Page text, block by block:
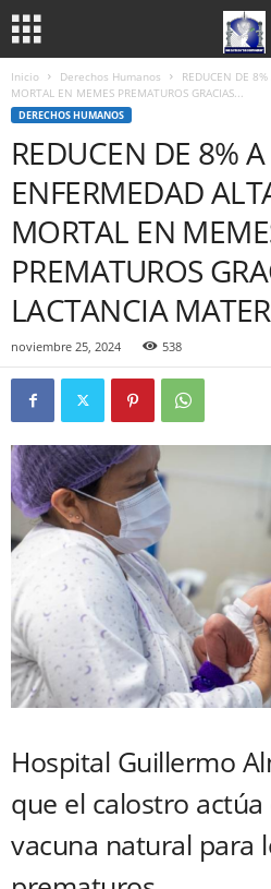
Inicio Derechos Humanos
REDUCEN DE
MORTAL EN MEMES PREMATUROS GRACIAS...
DERECHOS HUMANOS
REDUCEN DE 8%
ENFERMEDAD
MORTAL EN
PREMATUROS
LACTANCIA
noviembre 25, 2024 538
Hospital Guillermo
que el calostro
vacuna natural para